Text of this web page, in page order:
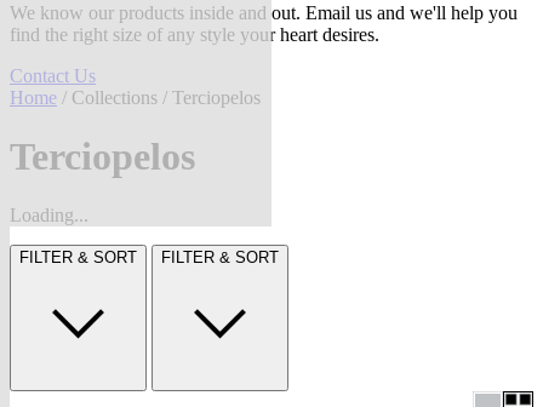
We know our products inside and out. Email us and we'll help you
find the right size of any style your heart desires.
Contact Us
Home / Collections / Terciopelos
Terciopelos
Loading...
FILTER & SORT FILTER & SORT